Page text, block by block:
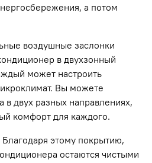
а потом
воздушные заслонки
в двухзонный
может настроить
Вы можете
в двух разных направлениях,
комфорт для каждого.
этому покрытию,
остаются чистыми